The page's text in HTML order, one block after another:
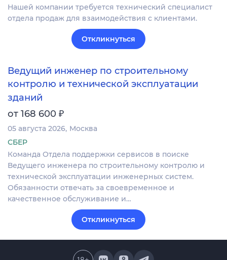
Нашей компании требуется технический специалист
отдела продаж для взаимодействия с клиентами.
Откликнуться
Ведущий инженер по строительному
контролю и технической эксплуатации
зданий
от 168 600 ₽
05 августа 2026 Москва
СБЕР
Команда Отдела поддержки сервисов в поиске
Ведущего инженера по строительному контролю и
технической эксплуатации инженерных систем.
Обязанности отвечать за своевременное и
качественное обслуживание и…
Откликнуться